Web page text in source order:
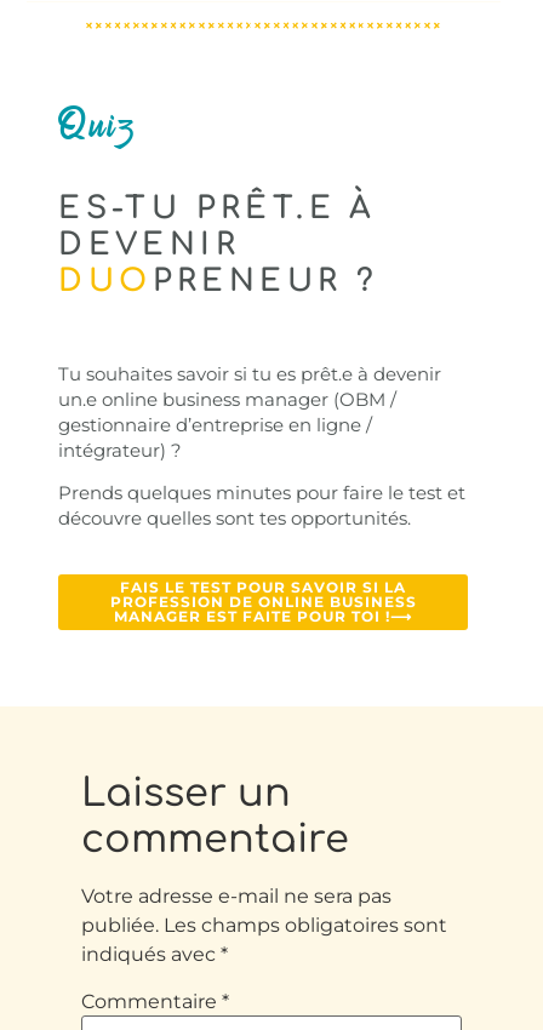
Quiz
ES-TU PRÊT.E À
DEVENIR
DUO PRENEUR ?
Tu souhaites savoir si tu es prêt.e à devenir
un.e online business manager (OBM /
gestionnaire d’entreprise en ligne /
intégrateur) ?
Prends quelques minutes pour faire le test et
découvre quelles sont tes opportunités.
FAIS LE TEST POUR SAVOIR SI LA
PROFESSION DE ONLINE BUSINESS
MANAGER EST FAITE POUR TOI !⟶
Laisser un
commentaire
Votre adresse e-mail ne sera pas
publiée. Les champs obligatoires sont
indiqués avec*
Commentaire*